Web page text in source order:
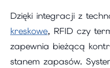
Dzięki integracji z
kreskowe, RFID czy
zapewnia bieżącą
stanem zapasów.